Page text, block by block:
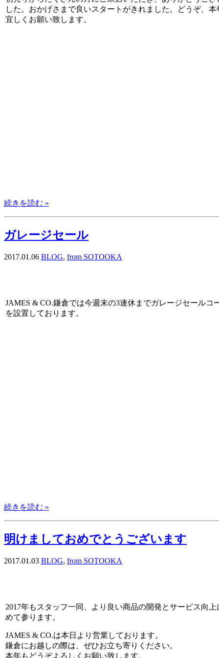
した。おかげさまで良いスタートがきれました。どうぞ、本
宜しくお願い致します。
続きを読む »
ガレージセール
2017.01.06 BLOG, from SOTOOKA
JAMES & CO.鎌倉では今週末の3連休までガレージセールコ
を設置しております。
続きを読む »
明けましておめでとうございます
2017.01.03 BLOG, from SOTOOKA
2017年もスタッフ一同、より良い商品の開発とサービス向上
めて参ります。
JAMES & CO.は本日より営業しております。
鎌倉にお越しの際は、ぜひお立ち寄りください。
本年もどうぞよろしくお願い致します。